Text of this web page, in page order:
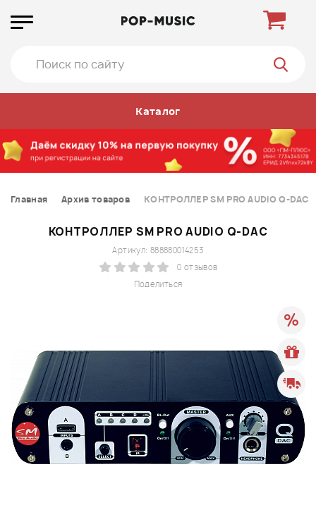
Каталог
Главная Архив товаров КОНТРОЛЛЕР SM PRO AUDIO Q-DAC
КОНТРОЛЛЕР SM PRO AUDIO Q-DAC
Поделиться
Артикул: 888880014253
0 отзывов